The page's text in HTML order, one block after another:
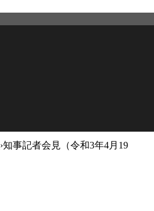
›知事記者会見（令和3年4月19